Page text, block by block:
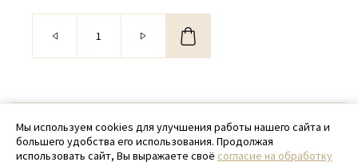
© 2020 - 2026 SamPack
+ 7 (918) 699-97-87
Мы используем cookies для улучшения работы нашего сайта и
большего удобства его использования. Продолжая
использовать сайт, Вы выражаете своё согласие на обработку